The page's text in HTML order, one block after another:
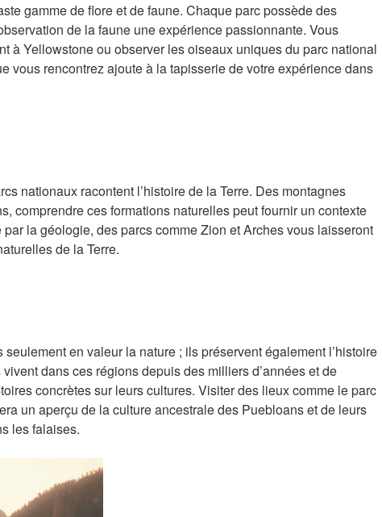
gamme de flore et de faune. Chaque parc possède des
de la faune une expérience passionnante. Vous
à Yellowstone ou observer les oiseaux uniques du parc national
vous rencontrez ajoute à la tapisserie de votre expérience dans
nationaux racontent l’histoire de la Terre. Des montagnes
comprendre ces formations naturelles peut fournir un contexte
la géologie, des parcs comme Zion et Arches vous laisseront
de la Terre.
en valeur la nature ; ils préservent également l’histoire
dans ces régions depuis des milliers d’années et de
concrètes sur leurs cultures. Visiter des lieux comme le parc
un aperçu de la culture ancestrale des Puebloans et de leurs
les falaises.